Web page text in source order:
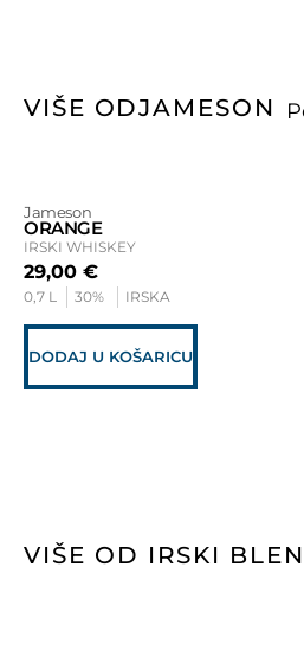
VIŠE ODJAMESON
Jameson
ORANGE
IRSKI WHISKEY
29,00 €
0,7 L 30% IRSKA
DODAJ U KOŠARICU
VIŠE OD IRSKI